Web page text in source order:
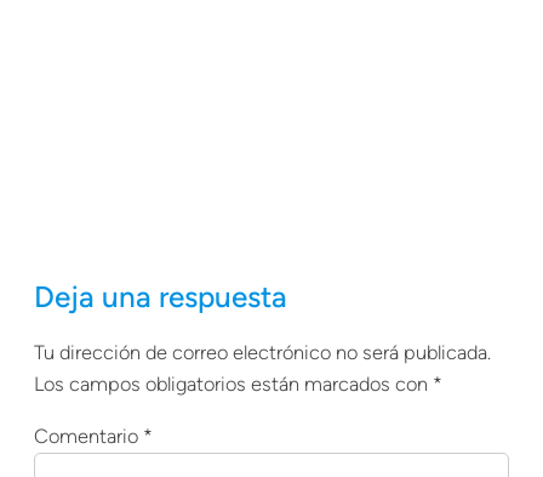
Deja una respuesta
Tu dirección de correo electrónico no será publicada.
Los campos obligatorios están marcados con *
Comentario *